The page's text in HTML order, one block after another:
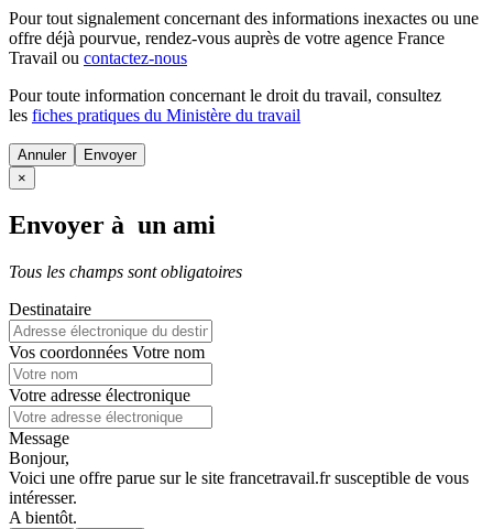
Pour tout signalement concernant des informations inexactes ou une
offre déjà pourvue, rendez-vous auprès de votre agence France
Travail ou contactez-nous
Pour toute information concernant le droit du travail, consultez
les fiches pratiques du Ministère du travail
Annuler
×
Envoyer à un ami
Tous les champs sont obligatoires
Destinataire
Vos coordonnées Votre nom
Votre adresse électronique
Message
Bonjour,
Voici une offre parue sur le site francetravail.fr susceptible de vous
intéresser.
A bientôt.